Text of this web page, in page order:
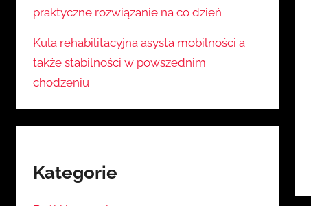
praktyczne rozwiązanie na co dzień
Kula rehabilitacyjna asysta mobilności a
także stabilności w powszednim
chodzeniu
Kategorie